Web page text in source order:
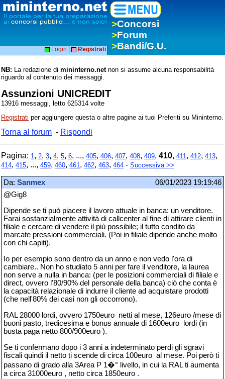
>Concorsi
>Forum
>Bandi/G.U.
Login Registrati
NB: La redazione di mininterno.netnon si assume alcuna responsabilità
riguardo al contenuto dei messaggi.
Assunzioni UNICREDIT
13916 messaggi, letto 625314 volte
Registrati per aggiungere questa o altre pagine ai tuoi Preferiti su Mininterno.
Torna al forum - Rispondi
Pagina: 1 , 2, 3, 4, 5, 6, ..., 405, 406, 407, 408, 409, 410, 411 , 412, 413,
414, 415, ..., 459, 460, 461 , 462, 463, 464 - Successiva >>
Da: Sanmex
06/01/2023 19:19:46
@Gig8
Dipende se ti può piacere il lavoro attuale in banca: un venditore.
Farai sostanzialmente attività di callcenter al fine di attirare clienti in
filiale e cercare di vendere il più possibile; il tutto condito da
marcate pressioni commerciali. (Poi in filiale dipende anche molto
con chi capiti).
Io per esempio sono dentro da un anno e non vedo l'ora di
cambiare.. Non ho studiato 5 anni per fare il venditore, la laurea
non serve a nulla in banca: (per le posizioni commerciali di filiale e
direct, ovvero l'80/90% del personale della banca) ciò che conta è
la capacità relazionale di indurre il cliente ad acquistare prodotti
(che nell'80% dei casi non gli occorrono).
RAL 28000 lordi, ovvero 1750euro netti al mese, 126euro /mese di
buoni pasto, tredicesima e bonus annuale di 1600euro lordi (in
busta paga netto 800/900euro ).
Se ti confermano dopo i 3 anni a indeterminato perdi gli sgravi
fiscali quindi il netto ti scende di circa 100euro al mese. Poi però ti
passano di grado alla 3Area P 1�° livello, in cui la RAL ti aumenta
a circa 31000euro , netto circa 1850euro .